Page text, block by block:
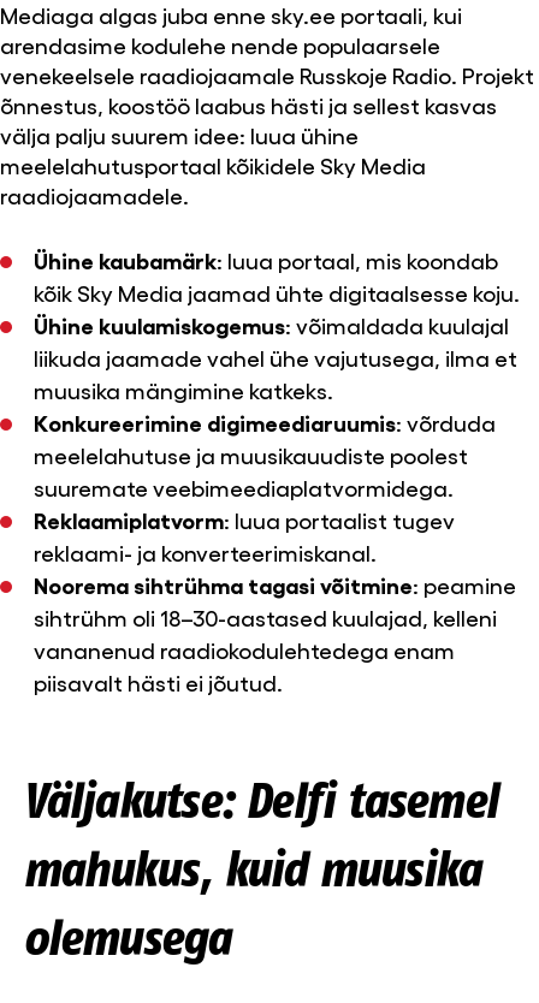
Mediaga algas juba enne sky.ee portaali, kui
arendasime kodulehe nende populaarsele
venekeelsele raadiojaamale Russkoje Radio. Projekt
õnnestus, koostöö laabus hästi ja sellest kasvas
välja palju suurem idee: luua ühine
meelelahutusportaal kõikidele Sky Media
raadiojaamadele.
Ühine kaubamärk: luua portaal, mis koondab
kõik Sky Media jaamad ühte digitaalsesse koju.
Ühine kuulamiskogemus: võimaldada kuulajal
liikuda jaamade vahel ühe vajutusega, ilma et
muusika mängimine katkeks.
Konkureerimine digimeediaruumis: võrduda
meelelahutuse ja muusikauudiste poolest
suuremate veebimeediaplatvormidega.
Reklaamiplatvorm: luua portaalist tugev
reklaami- ja konverteerimiskanal.
Noorema sihtrühma tagasi võitmine: peamine
sihtrühm oli 18–30-aastased kuulajad, kelleni
vananenud raadiokodulehtedega enam
piisavalt hästi ei jõutud.
Väljakutse: Delfi tasemel
mahukus, kuid muusika
olemusega